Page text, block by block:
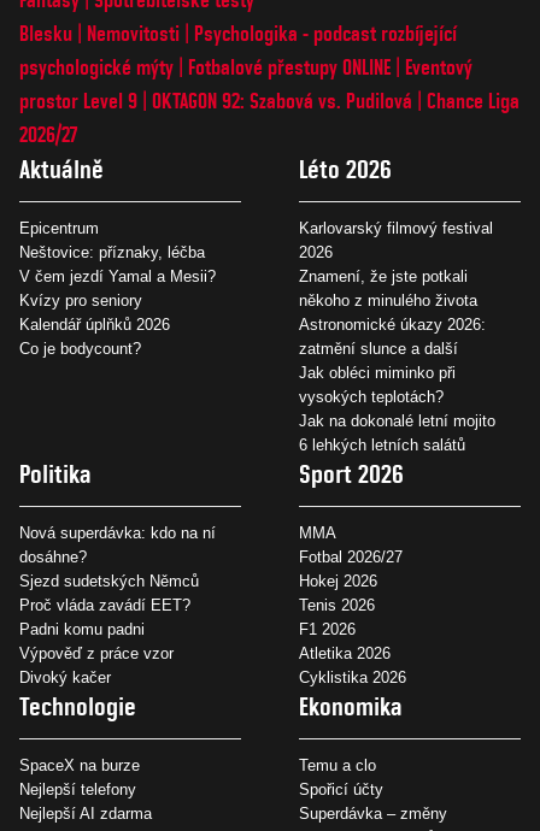
Blesku
Nemovitosti
Psychologika - podcast rozbíjející
psychologické mýty
Fotbalové přestupy ONLINE
Eventový
prostor Level 9 OKTAGON 92: Szabová vs. Pudilová
Chance Liga
2026/27
Aktuálně
Epicentrum
Neštovice: příznaky, léčba
V čem jezdí Yamal a Mesii?
Kvízy pro seniory
Kalendář úplňků 2026
Co je bodycount?
Léto 2026
Karlovarský filmový festival
2026
Znamení, že jste potkali
někoho z minulého života
Astronomické úkazy 2026:
zatmění slunce a další
Jak obléci miminko při
vysokých teplotách?
Jak na dokonalé letní mojito
6 lehkých letních salátů
Politika
Nová superdávka: kdo na ní
dosáhne?
Sjezd sudetských Němců
Proč vláda zavádí EET?
Padni komu padni
Výpověď z práce vzor
Divoký kačer
Sport 2026
MMA
Fotbal 2026/27
Hokej 2026
Tenis 2026
F1 2026
Atletika 2026
Cyklistika 2026
Technologie
SpaceX na burze
Nejlepší telefony
Nejlepší AI zdarma
Ekonomika
Temu a clo
Spořicí účty
Superdávka – změny